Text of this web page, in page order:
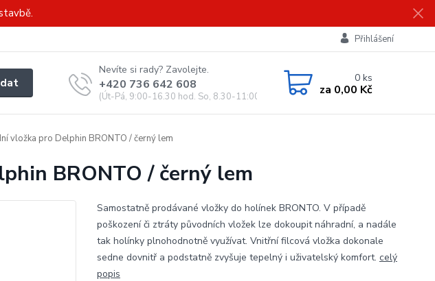
Přihlášení
Nevíte si rady? Zavolejte.
+420 736 642 608
(Út-Pá, 9:00-16.30 hod. So, 8.30-11:00 hod.)
0ks
za 0,00 Kč
vložka pro Delphin BRONTO / černý lem
BRONTO / černý lem
Samostatně prodávané vložky do holínek BRONTO. V případě
poškození či ztráty původních vložek lze dokoupit náhradní, a nadále
tak holínky plnohodnotně využívat. Vnitřní filcová vložka dokonale
sedne dovnitř a podstatně zvyšuje tepelný i uživatelský komfort. celý
popis